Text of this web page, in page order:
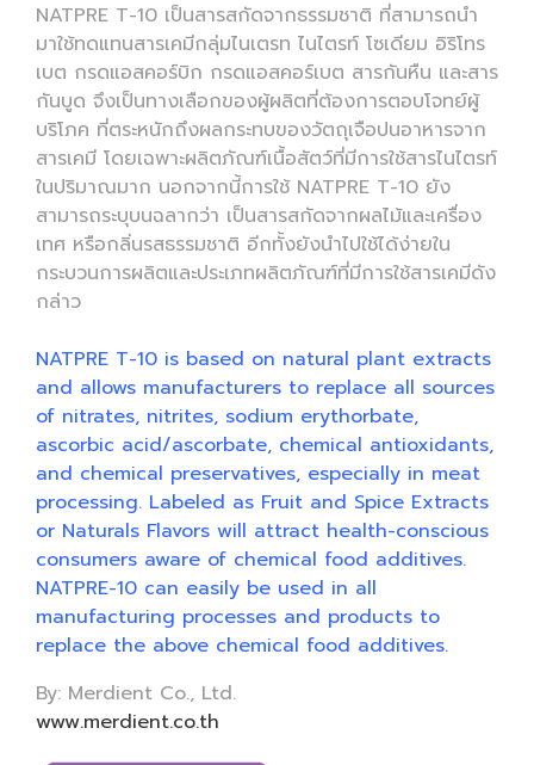
NATPRE T-10 เป็นสารสกัดจากธรรมชาติ ที่สามารถนำ
มาใช้ทดแทนสารเคมีกลุ่มไนเตรท ไนไตรท์ โซเดียม อิริโทร
เบต กรดแอสคอร์บิก กรดแอสคอร์เบต สารกันหืน และสาร
กันบูด จึงเป็นทางเลือกของผู้ผลิตที่ต้องการตอบโจทย์ผู้
บริโภค ที่ตระหนักถึงผลกระทบของวัตถุเจือปนอาหารจาก
สารเคมี โดยเฉพาะผลิตภัณฑ์เนื้อสัตว์ที่มีการใช้สารไนไตรท์
ในปริมาณมาก นอกจากนี้การใช้ NATPRE T-10 ยัง
สามารถระบุบนฉลากว่า เป็นสารสกัดจากผลไม้และเครื่อง
เทศ หรือกลิ่นรสธรรมชาติ อีกทั้งยังนำไปใช้ได้ง่ายใน
กระบวนการผลิตและประเภทผลิตภัณฑ์ที่มีการใช้สารเคมีดัง
กล่าว
NATPRE T-10 is based on natural plant extracts
and allows manufacturers to replace all sources
of nitrates, nitrites, sodium erythorbate,
ascorbic acid/ascorbate, chemical antioxidants,
and chemical preservatives, especially in meat
processing. Labeled as Fruit and Spice Extracts
or Naturals Flavors will attract health-conscious
consumers aware of chemical food additives.
NATPRE-10 can easily be used in all
manufacturing processes and products to
replace the above chemical food additives.
By: Merdient Co., Ltd.
www.merdient.co.th